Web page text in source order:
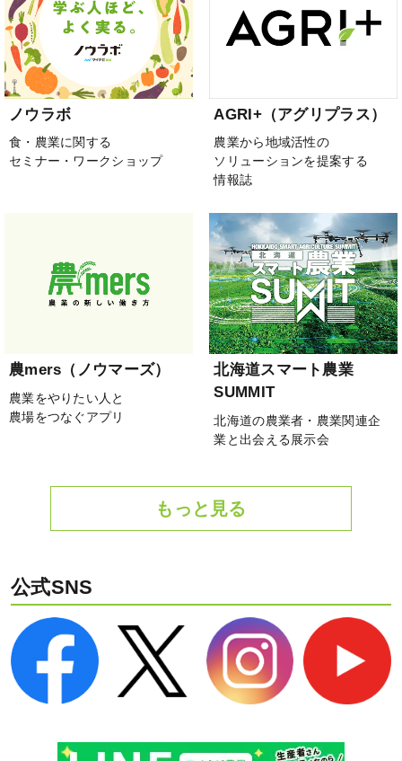
ノウラボ
食・農業に関する
セミナー・ワークショップ
AGRI+（アグリプラス）
農業から地域活性の
ソリューションを提案する
情報誌
農mers（ノウマーズ）
農業をやりたい人と
農場をつなぐアプリ
北海道スマート農業
SUMMIT
北海道の農業者・農業関連企
業と出会える展示会
もっと見る
公式SNS